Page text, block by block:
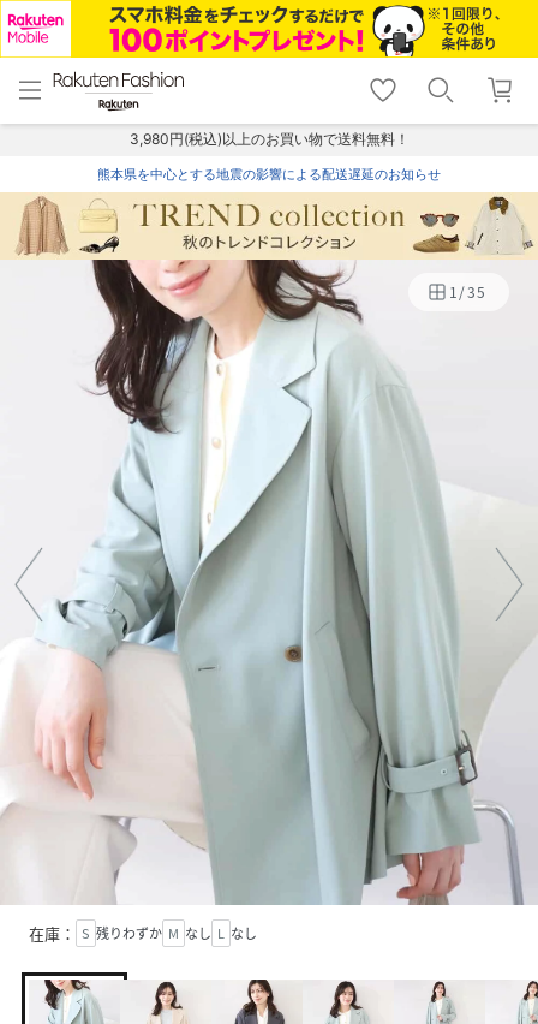
menu home
トップ
shopping_cart lock_outline
ログイン
3,980円(税込)以上のお買い物で送料無料！
熊本県を中心とする地震の影響による配送遅延のお知らせ
1/35
在庫： S 残りわずか M なし L なし